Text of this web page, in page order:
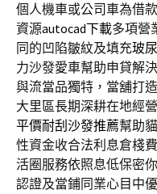
個人機車或公司車為借
資源autocad下載多項營
同的凹陷皺紋及填充玻
力沙發愛車幫助申貸解
與流當品獨特，當舖打
大里區長期深耕在地經
平價耐刮沙發推薦幫助
性資金收合法利息倉棧費
活圈服務依照息低保密
認證及當鋪同業心目中